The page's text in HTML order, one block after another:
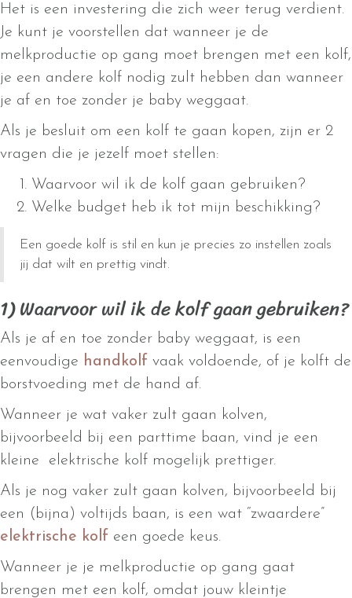
Het is een investering die zich weer terug verdient.
Je kunt je voorstellen dat wanneer je de
melkproductie op gang moet brengen met een kolf,
je een andere kolf nodig zult hebben dan wanneer
je af en toe zonder je baby weggaat.
Als je besluit om een kolf te gaan kopen, zijn er 2
vragen die je jezelf moet stellen:
Waarvoor wil ik de kolf gaan gebruiken?
Welke budget heb ik tot mijn beschikking?
Een goede kolf is stil en kun je precies zo instellen zoals
jij dat wilt en prettig vindt.
1) Waarvoor wil ik de kolf gaan gebruiken?
Als je af en toe zonder baby weggaat, is een
eenvoudige handkolf vaak voldoende, of je kolft de
borstvoeding met de hand af.
Wanneer je wat vaker zult gaan kolven,
bijvoorbeeld bij een parttime baan, vind je een
kleine elektrische kolf mogelijk prettiger.
Als je nog vaker zult gaan kolven, bijvoorbeeld bij
een (bijna) voltijds baan, is een wat “zwaardere”
elektrische kolf een goede keus.
Wanneer je je melkproductie op gang gaat
brengen met een kolf, omdat jouw kleintje